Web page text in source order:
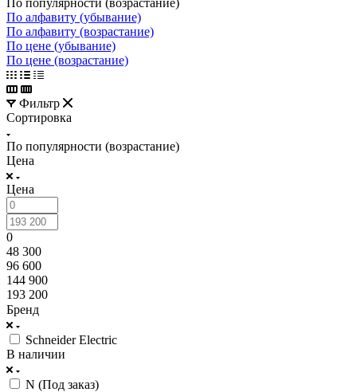
По алфавиту (убывание)
По алфавиту (возрастание)
По цене (убывание)
По цене (возрастание)
Фильтр
Сортировка
По популярности (возрастание)
Цена
Цена
0
48 300
96 600
144 900
193 200
Бренд
Schneider Electric
В наличии
N (Под заказ)